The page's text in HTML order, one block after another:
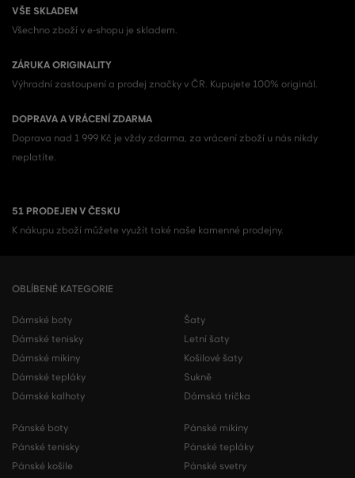
VŠE SKLADEM
Všechno zboží v e-shopu je skladem.
ZÁRUKA ORIGINALITY
Výhradní zastoupení a prodej značky v ČR. Kupujete 100% originál.
DOPRAVA A VRÁCENÍ ZDARMA
Doprava nad 1 999 Kč je vždy zdarma, za vrácení zboží u nás nikdy
neplatíte.
51 PRODEJEN V ČESKU
K nákupu zboží můžete využít také naše kamenné prodejny.
OBLÍBENÉ KATEGORIE
Dámské boty
Dámské tenisky
Dámské mikiny
Dámské tepláky
Dámské kalhoty
Šaty
Letní šaty
Košilové šaty
Sukně
Dámská trička
Pánské boty
Pánské tenisky
Pánské košile
Pánské mikiny
Pánské tepláky
Pánské svetry